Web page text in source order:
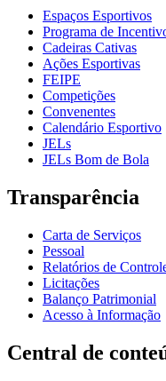
Espaços Esportivos
Programa de
Cadeiras Cativas
Ações Esportivas
FEIPE
Competições
Convenentes
Calendário Esportivo
JELs
JELs Bom de Bola
Transparência
Carta de Serviços
Pessoal
Relatórios de
Licitações
Balanço Patrimonial
Acesso à Informação
Central de